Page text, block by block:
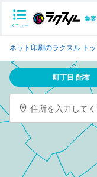
メニュー
集
テ
ン
グ
ネット印刷のラクスル ト
町丁目 配布
住所を入力して